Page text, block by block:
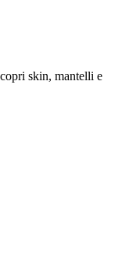
skin, mantelli e